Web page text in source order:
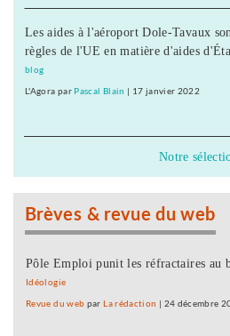
Les aides à l'aéroport Dole-Tavaux
règles de l'UE en matière d'aides
blog
L'Agora par Pascal Blain | 17 janvier 2022
Notre
Brèves & revue du web
Pôle Emploi punit les réfractaires au
Idéologie
Revue du web parLa rédaction | 24 décembre